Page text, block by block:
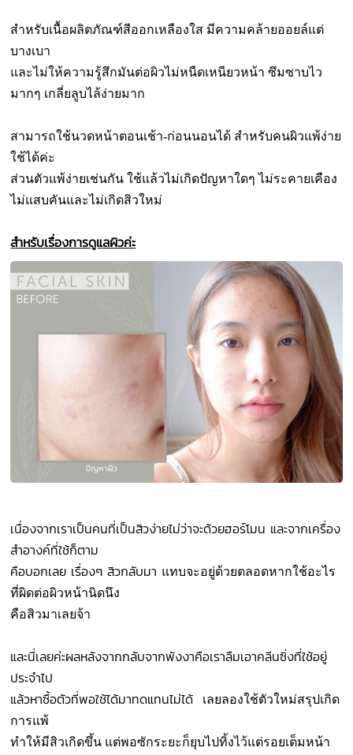
สำหรับเนื้อผลิตภัณฑ์สีออกเหลืองใส มีความคล้ายออยล์แต่
บางเบา
และไม่ให้ความรู้สึกมันต่อผิวไม่หนืดเหนียวหน้าซึมซาบไว
มากๆ เกลี่ยลูบไล้ง่ายมาก
สามารถใช้นวดหน้าตอนเช้า-ก่อนนอนได้ สำหรับคนผิวแพ้ง่าย
ใช้ได้ค่ะ
ส่วนตัวแพ้ง่ายเช่นกัน ใช้แล้วไม่เกิดปัญหาใดๆ ไม่ระคายเคือง
ไม่แสบคันและไม่เกิดสิวใหม่
สำหรับเรื่องการดูแลผิวค่ะ
เนื่องจากเราเป็นคนที่เป็นสิวง่ายไม่ว่าจะด้วยฮอร์โมน และจากเครื่อง
สำอางค์ที่ใช้ก็ตาม
คือบอกเลย เรื่องๆ สิวกลับมา แทบจะอยู่ด้วยตลอดหากใช้อะไร
ที่ผิดต่อผิวหน้านิดนึง
คือสิวมาเลยจ้า
และนี่เลยค่ะผลหลังจากกลับจากพังงาคือเราลืมเอาคลีนซิ่งที่ใช้อยู่
ประจำไป
แล้วหาซื้อตัวที่พอใช้ได้มาทดแทนไม่ได้
เลยลองใช้ตัวใหม่สรุปเกิด
การแพ้
ทำให้มีสิวเกิดขึ้น แต่พอซักระยะก็ยุบไปทิ้งไว้แต่รอยเต็มหน้า